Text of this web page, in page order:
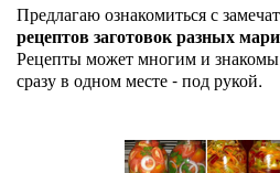
Предлагаю ознакомиться с
рецептов заготовок разных
Рецепты может многим и
сразу в одном месте - под рукой.